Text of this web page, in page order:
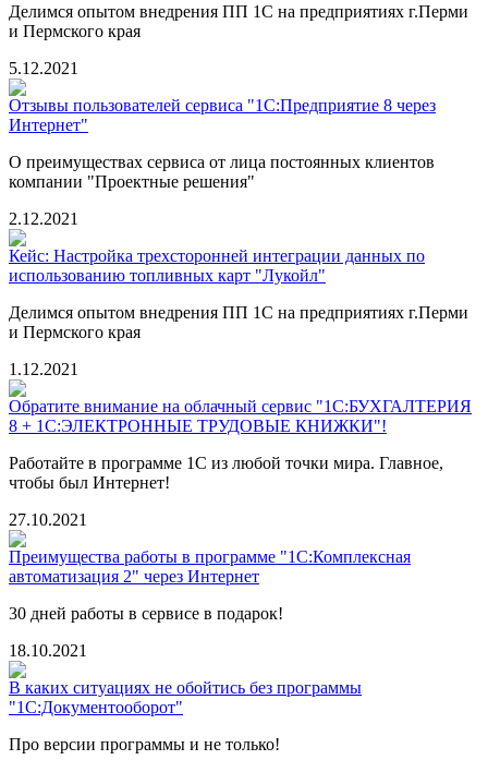
Делимся опытом внедрения ПП 1С на предприятиях г.Перми
и Пермского края
5.12.2021
Отзывы пользователей сервиса "1С:Предприятие 8 через
Интернет"
О преимуществах сервиса от лица постоянных клиентов
компании "Проектные решения"
2.12.2021
Кейс: Настройка трехсторонней интеграции данных по
использованию топливных карт "Лукойл"
Делимся опытом внедрения ПП 1С на предприятиях г.Перми
и Пермского края
1.12.2021
Обратите внимание на облачный сервис "1С:БУХГАЛТЕРИЯ
8 + 1С:ЭЛЕКТРОННЫЕ ТРУДОВЫЕ КНИЖКИ"!
Работайте в программе 1С из любой точки мира. Главное,
чтобы был Интернет!
27.10.2021
Преимущества работы в программе "1С:Комплексная
автоматизация 2" через Интернет
30 дней работы в сервисе в подарок!
18.10.2021
В каких ситуациях не обойтись без программы
"1С:Документооборот"
Про версии программы и не только!